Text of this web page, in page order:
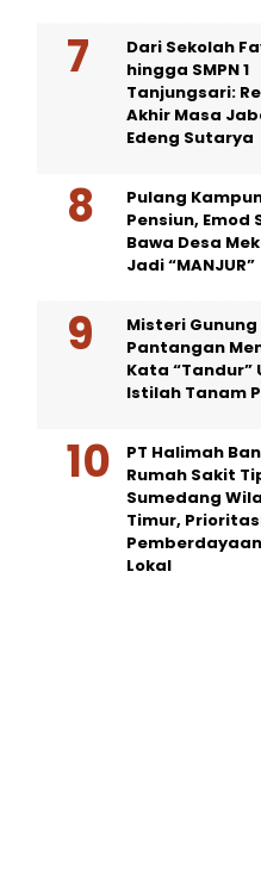
Dari Sekolah
hingga SMPN 1
Tanjungsari:
Akhir Masa
Edeng Sutarya
Pulang
Pensiun, Emod
Bawa Desa
Jadi “MANJUR”
Misteri
Pantangan
Kata “Tandur”
Istilah Tanam
PT Halimah
Rumah Sakit
Sumedang
Timur,
Lokal